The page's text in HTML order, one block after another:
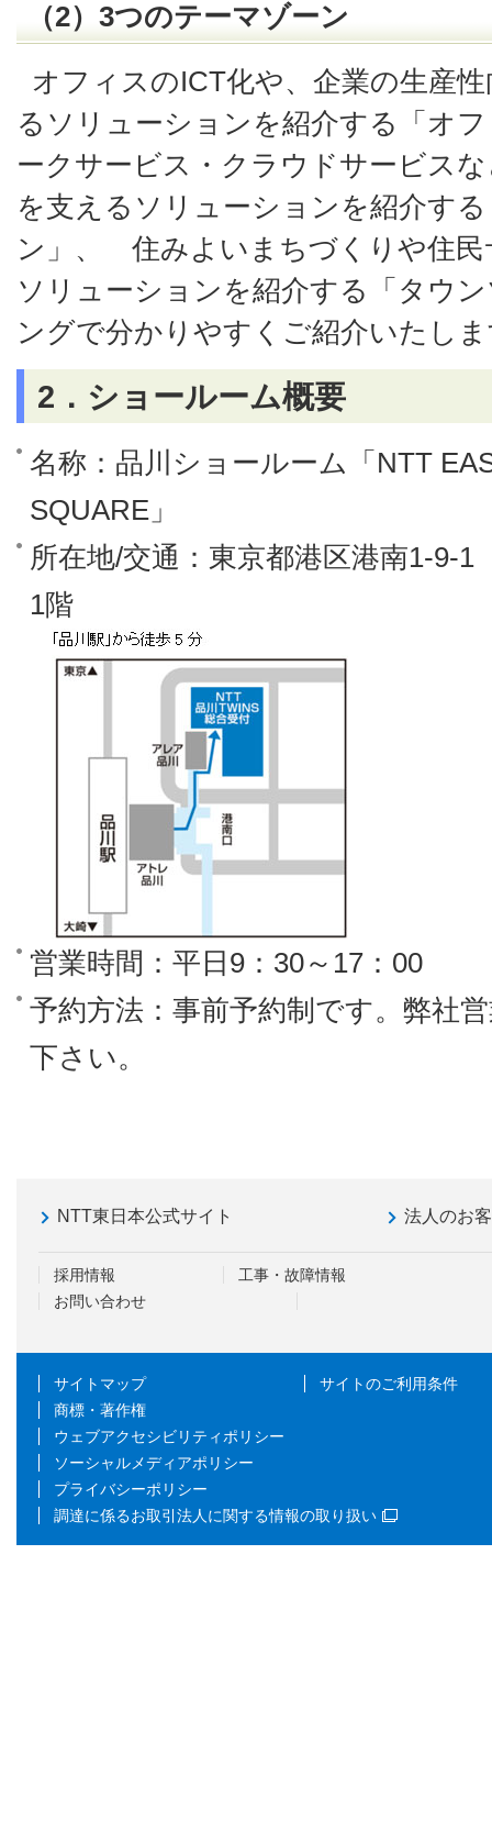
（2）3つのテーマゾーン
オフィスのICT化や、企業の生産
るソリューションを紹介する「オ
ークサービス・クラウドサービス
を支えるソリューションを紹介す
ン」、 住みよいまちづくりや住民
ソリューションを紹介する「タウ
ングで分かりやすくご紹介いたし
2．ショールーム概要
名称：品川ショールーム「NTT
SQUARE」
所在地/交通：東京都港区港南1-9-
1階
営業時間：平日9：30～17：00
予約方法：事前予約制です。弊社
下さい。
NTT東日本公式サイト 法人のお
採用情報
工事・故障情報
お問い合わせ
サイトマップ
サイトのご利用条件
商標・著作権
ウェブアクセシビリティポリシー
ソーシャルメディアポリシー
プライバシーポリシー
調達に係るお取引法人に関する情報の取り扱い